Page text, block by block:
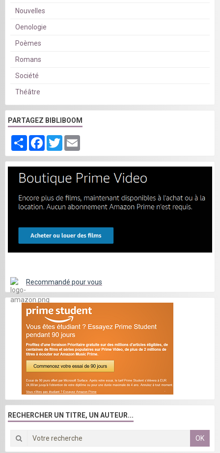
Nouvelles
Oenologie
Poèmes
Romans
Société
Théâtre
PARTAGEZ BIBLIBOOM
PartagerFacebook
Twitter
Recommandé pour vous
RECHERCHER UN TITRE, UN AUTEUR...
OK